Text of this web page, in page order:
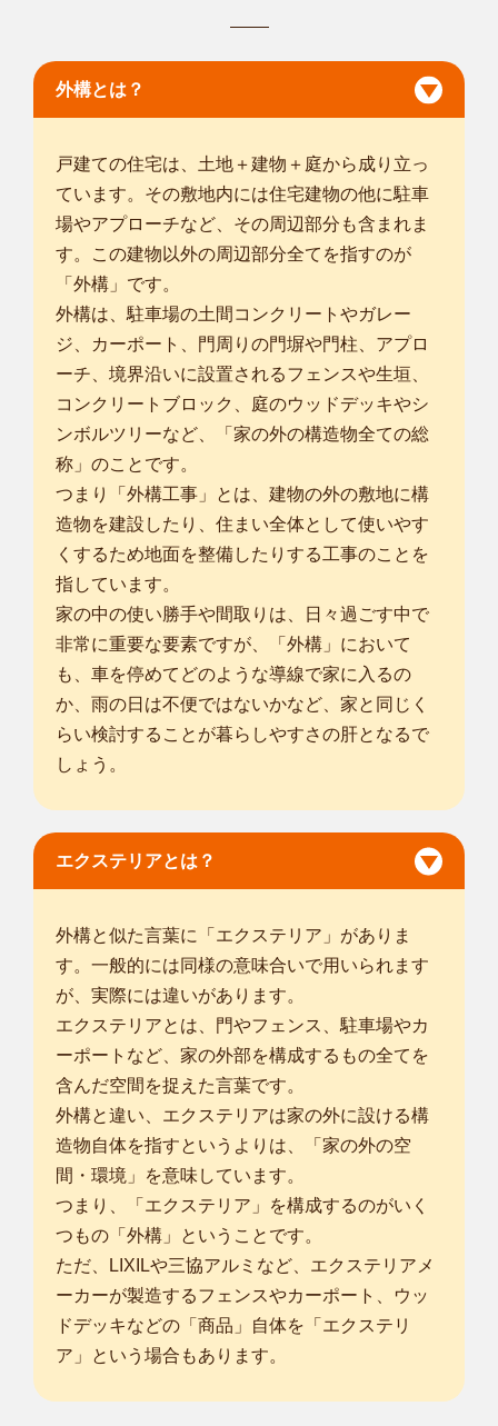
外構とは？
戸建ての住宅は、土地＋建物＋庭から成り立っ
ています。その敷地内には住宅建物の他に駐車
場やアプローチなど、その周辺部分も含まれま
す。この建物以外の周辺部分全てを指すのが
「外構」です。
外構は、駐車場の土間コンクリートやガレー
ジ、カーポート、門周りの門塀や門柱、アプロ
ーチ、境界沿いに設置されるフェンスや生垣、
コンクリートブロック、庭のウッドデッキやシ
ンボルツリーなど、「家の外の構造物全ての総
称」のことです。
つまり「外構工事」とは、建物の外の敷地に構
造物を建設したり、住まい全体として使いやす
くするため地面を整備したりする工事のことを
指しています。
家の中の使い勝手や間取りは、日々過ごす中で
非常に重要な要素ですが、「外構」において
も、車を停めてどのような導線で家に入るの
か、雨の日は不便ではないかなど、家と同じく
らい検討することが暮らしやすさの肝となるで
しょう。
エクステリアとは？
外構と似た言葉に「エクステリア」がありま
す。一般的には同様の意味合いで用いられます
が、実際には違いがあります。
エクステリアとは、門やフェンス、駐車場やカ
ーポートなど、家の外部を構成するもの全てを
含んだ空間を捉えた言葉です。
外構と違い、エクステリアは家の外に設ける構
造物自体を指すというよりは、「家の外の空
間・環境」を意味しています。
つまり、「エクステリア」を構成するのがいく
つもの「外構」ということです。
ただ、LIXILや三協アルミなど、エクステリアメ
ーカーが製造するフェンスやカーポート、ウッ
ドデッキなどの「商品」自体を「エクステリ
ア」という場合もあります。